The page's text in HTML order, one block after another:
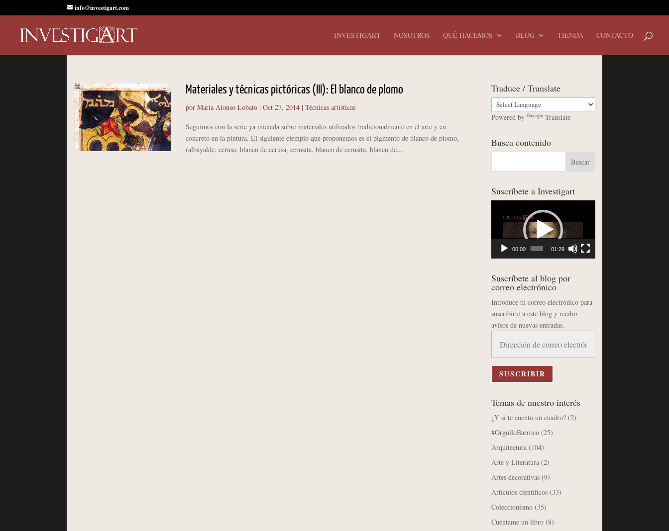
info@investigart.com
INVESTIGART NOSOTROS QUÉ HACEMOS BLOG TIENDA CONTACTO
Materiales y técnicas pictóricas (III): El blanco de plomo
por María Alonso Lobato| Oct 27, 2014| Técnicas artísticas
Seguimos con la serie ya iniciada sobre materiales utilizados tradicionalmente en el arte y en
concreto en la pintura. El siguiente ejemplo que proponemos es el pigmento de blanco de plomo,
(albayalde, cerusa, blanco de cerusa, cerusita, blanco de cerusita, blanco de...
Traduce / Translate
Powered by Translate
Busca contenido
Suscríbete a Investigart
00:00 01:29
Suscríbete al blog por
correo electrónico
Introduce tu correo electrónico para
suscribirte a este blog y recibir
avisos de nuevas entradas.
correo
electrónico
SUSCRIBIR
Temas de nuestro interés
¿Y si te cuento un cuadro? (2)
#OrgulloBarroco (25)
Arquitectura (104)
Arte y Literatura (2)
Artes decorativas (9)
Artículos científicos (33)
Coleccionismo (35)
Cuéntame un libro (8)